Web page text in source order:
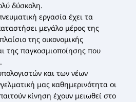
δύσκολη.
εργασία έχει τα
μεγάλο μέρος της
της οικονομικής
της παγκοσμιοποίησης που
και των νέων
μας καθημερινότητα οι
κίνηση έχουν μειωθεί στο